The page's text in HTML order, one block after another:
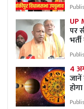
UP
पर
4